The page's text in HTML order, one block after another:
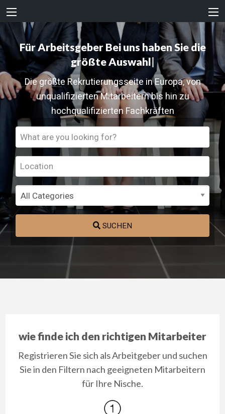
Für ArbeitsgeberBei uns haben Sie die
größte Auswahl|
Die größte Rekrutierungsseite in Europa, von
unqualifizierten Mitarbeitern bis hin zu
hochqualifizierten Fachkräften
SUCHEN
wie finde ich den richtigen Mitarbeiter
Registrieren Sie sich als Arbeitgeber und suchen
Sie in den Filtern nach geeigneten Mitarbeitern
für Ihre Nische.